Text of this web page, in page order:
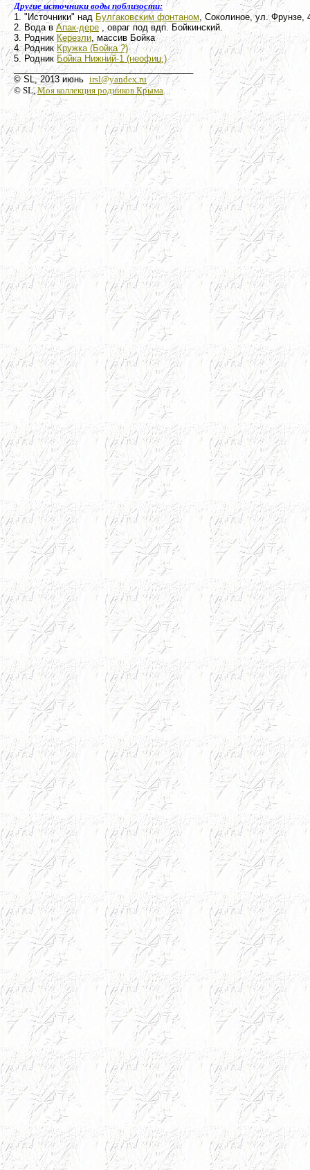
Другие источники воды поблизости:
1. "Источники" над Булгаковским фонтаном, Соколиное, ул. Фрунзе,
2. Вода вАпак-дере , овраг под вдп. Бойкинский.
3. Родник Керезли, массив Бойка
4. Родник Кружка (Бойка ?)
5. РодникБойка Нижний-1 (неофиц.)
_____________________________________
© SL, 2013 июнь irsl@yandex.ru
© SL,Моя коллекция родников Крыма